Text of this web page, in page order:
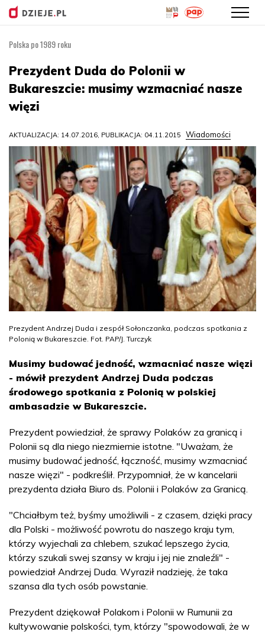
treści
Polska po 1989 roku
Prezydent Duda do Polonii w
Bukareszcie: musimy wzmacniać nasze
więzi
AKTUALIZACJA: 14.07.2016, PUBLIKACJA: 04.11.2015 Wiadomości
Prezydent Andrzej Duda i zespół Sołonczanka, podczas spotkania z
Polonią w Bukareszcie. Fot. PAP/J. Turczyk
Musimy budować jedność, wzmacniać nasze więzi
- mówił prezydent Andrzej Duda podczas
środowego spotkania z Polonią w polskiej
ambasadzie w Bukareszcie.
Prezydent powiedział, że sprawy Polaków za granicą i
Polonii są dla niego niezmiernie istotne. "Uważam, że
musimy budować jedność, łączność, musimy wzmacniać
nasze więzi" - podkreślił. Przypomniał, że w kancelarii
prezydenta działa Biuro ds. Polonii i Polaków za Granicą.
"Chciałbym też, byśmy umożliwili - z czasem, dzięki pracy
dla Polski - możliwość powrotu do naszego kraju tym,
którzy wyjechali za chlebem, szukać lepszego życia,
którzy szukali swej szansy w kraju i jej nie znaleźli" -
powiedział Andrzej Duda. Wyraził nadzieję, że taka
szansa dla tych osób powstanie.
Prezydent dziękował Polakom i Polonii w Rumunii za
kultywowanie polskości, tym, którzy "spowodowali, że w